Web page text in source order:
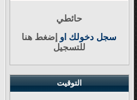
حائطي
سجل دخولك او إضغط هنا
للتسجيل
التوقيت